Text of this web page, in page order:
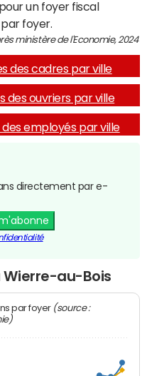
un foyer fiscal
foyer.
ministère de l'Economie, 2024
des cadres par ville
des ouvriers par ville
employés par ville
directement par e-
Wierre-au-Bois
par foyer (source :